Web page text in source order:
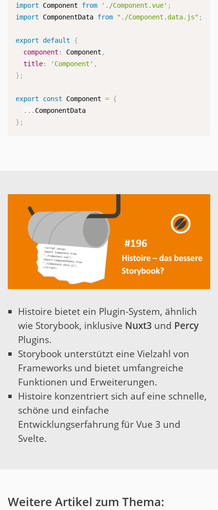
import Component from './Component.vue' ;
import ComponentData from "./Component.data.js" ;
export default
{
component : Component ,
title: 'Component' ,
} ;
export const Component = {
...
} ;
Histoire bietet ein Plugin-System, ähnlich
wie Storybook, inklusive Nuxt3 und Percy
Plugins.
Storybook unterstützt eine Vielzahl von
Frameworks und bietet umfangreiche
Funktionen und Erweiterungen.
Histoire konzentriert sich auf eine schnelle,
schöne und einfache
Entwicklungserfahrung für Vue 3 und
Svelte.
Weitere Artikel zum Thema: